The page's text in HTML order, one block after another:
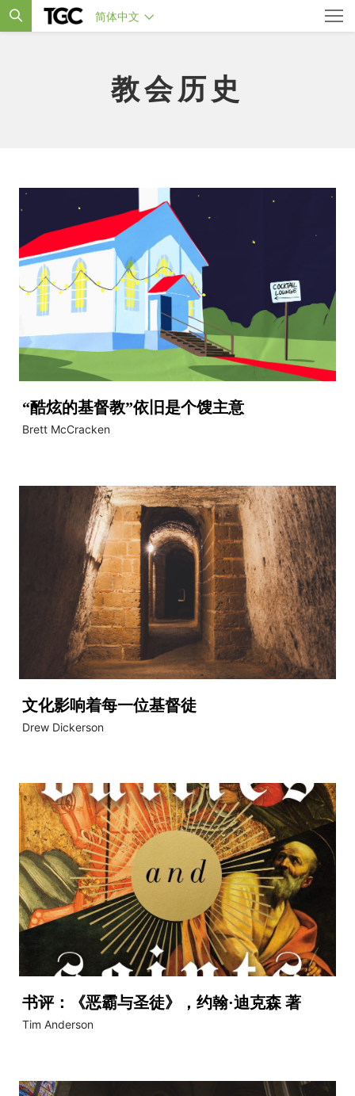
简体中文
教会历史
“酷炫的基督教”依旧是个馊主意
Brett McCracken
文化影响着每一位基督徒
Drew Dickerson
书评：《恶霸与圣徒》，约翰·迪克森 著
Tim Anderson